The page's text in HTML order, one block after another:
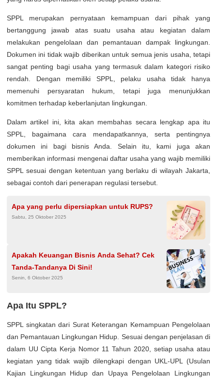
SPPL merupakan pernyataan kemampuan dari pihak yang
bertanggung jawab atas suatu usaha atau kegiatan dalam
melakukan pengelolaan dan pemantauan dampak lingkungan.
Dokumen ini tidak wajib diberikan untuk semua jenis usaha, tetapi
sangat penting bagi usaha yang termasuk dalam kategori risiko
rendah. Dengan memiliki SPPL, pelaku usaha tidak hanya
memenuhi persyaratan hukum, tetapi juga menunjukkan
komitmen terhadap keberlanjutan lingkungan.
Dalam artikel ini, kita akan membahas secara lengkap apa itu
SPPL, bagaimana cara mendapatkannya, serta pentingnya
dokumen ini bagi bisnis Anda. Selain itu, kami juga akan
memberikan informasi mengenai daftar usaha yang wajib memiliki
SPPL sesuai dengan ketentuan yang berlaku di wilayah Jakarta,
sebagai contoh dari penerapan regulasi tersebut.
Apa yang perlu dipersiapkan untuk RUPS?
Sabtu, 25 Oktober 2025
Apakah Keuangan Bisnis Anda Sehat? Cek
Tanda-Tandanya Di Sini!
Senin, 6 Oktober 2025
Apa Itu SPPL?
SPPL singkatan dari Surat Keterangan Kemampuan Pengelolaan
dan Pemantauan Lingkungan Hidup. Sesuai dengan penjelasan di
dalam UU Cipta Kerja Nomor 11 Tahun 2020, setiap usaha atau
kegiatan yang tidak wajib dilengkapi dengan UKL-UPL (Usulan
Kajian Lingkungan Hidup dan Upaya Pengelolaan Lingkungan